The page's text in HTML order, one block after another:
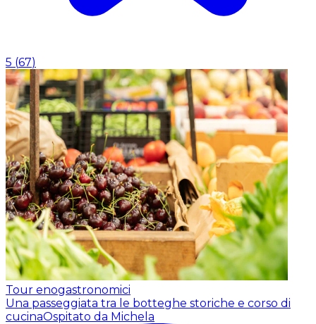
5 (67)
Tour enogastronomici
Una passeggiata tra le botteghe storiche e corso di
cucinaOspitato da Michela